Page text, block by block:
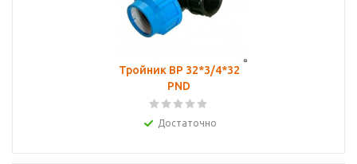
Тройник ВР 32*3/4*32
PND
Достаточно